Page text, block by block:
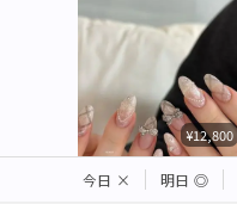
¥12,800
今日 × 明日 ◎